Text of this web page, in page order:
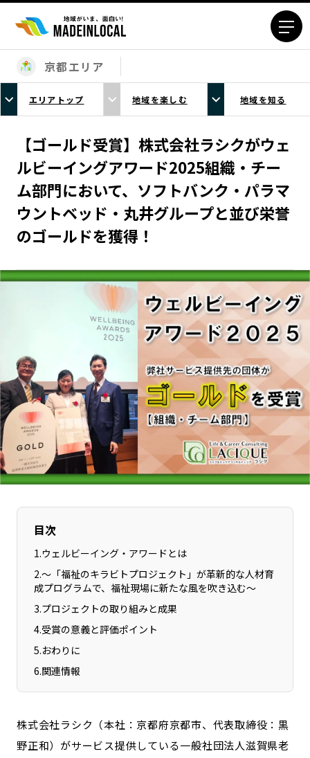
エリアから探す
北海道エリア
青森エリア
岩手エリア
宮城エリア
秋田エリア
山形エリア
福島エリア
茨城エリア
栃木エリア
群馬エリア
埼玉エリア
千葉エリア
東京23区エリア
富山エリア
石川エリア
山梨エリア
岐阜エリア
愛知エリア
三重エリア
滋賀エリア
京都エリア
大阪市エリア
北摂エリア
堺・泉州エリア
河内エリア
兵庫エリア
奈良エリア
和歌山エリア
鳥取エリア
島根エリア
佐賀エリア
長崎エリア
熊本エリア
大分エリア
宮崎エリア
沖縄エリア
京都エリア
エリアトップ 地域を楽しむ 地域を知る
【ゴールド受賞】株式会社ラシクがウェ
ルビーイングアワード2025組織・チー
ム部門において、ソフトバンク・パラマ
ウントベッド・丸井グループと並び栄誉
のゴールドを獲得！
目次
1.ウェルビーイング・アワードとは
2.～「福祉のキラビトプロジェクト」が革新的な人材育
成プログラムで、福祉現場に新たな風を吹き込む～
3.プロジェクトの取り組みと成果
4.受賞の意義と評価ポイント
5.おわりに
6.関連情報
株式会社ラシク（本社：京都府京都市、代表取締役：黒
野正和）がサービス提供している一般社団法人滋賀県老